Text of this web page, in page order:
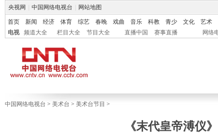
央视网 中国网络电视台 网站地图
首页 新闻 经济 体育 综艺 春晚 戏曲 音乐 科教 青少 文化
艺术
电视
频道大全 栏目大全 节目大全 直播中国 赛事直播 网络
中国网络电视台 > 美术台 > 美术台节目 >
《末代皇帝溥仪